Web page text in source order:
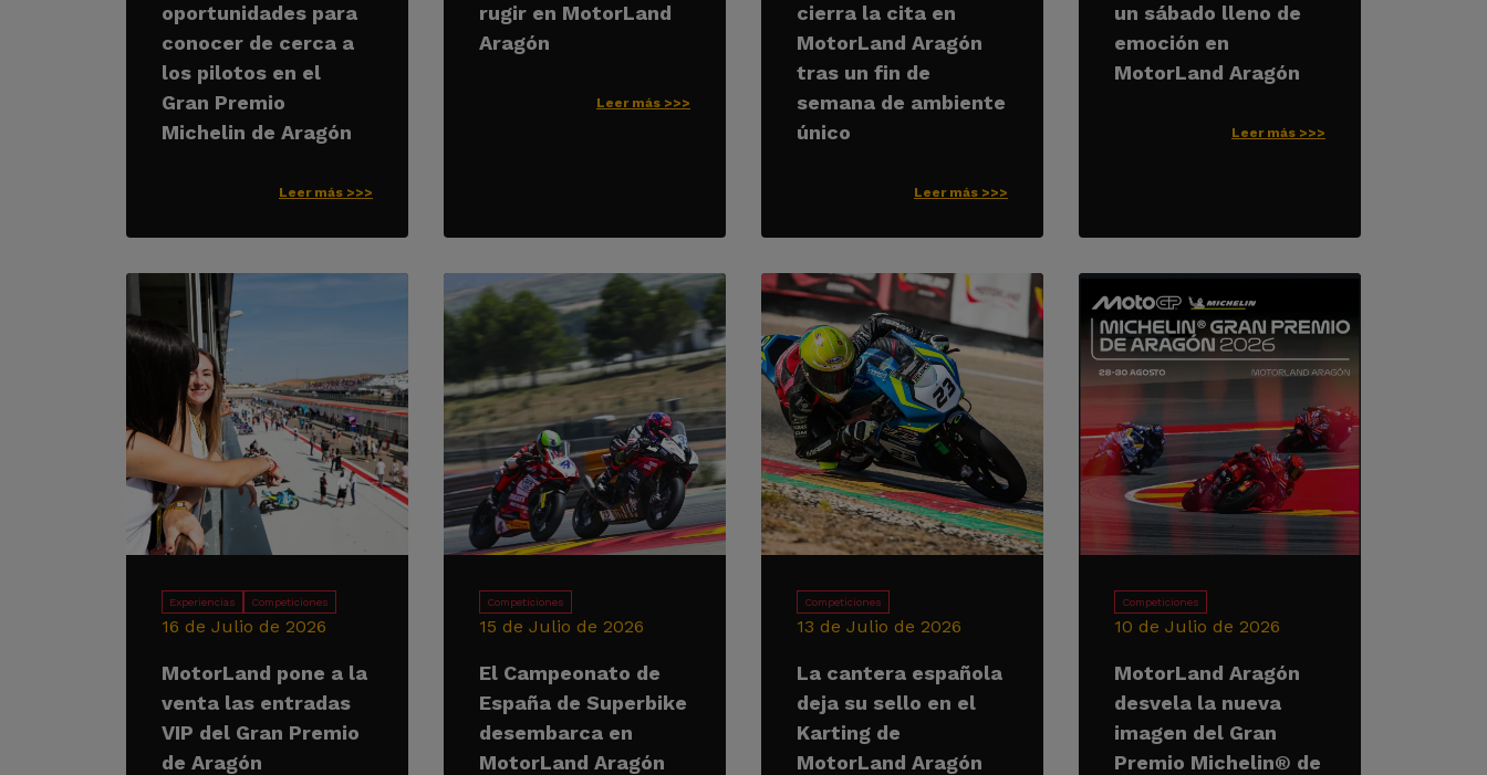
oportunidades para
conocer de cerca a
los pilotos en el
Gran Premio
Michelin de Aragón
Leer más >>>
rugir en MotorLand
Aragón
Leer más >>>
cierra la cita en
MotorLand Aragón
tras un fin de
semana de ambiente
único
Leer más >>>
un sábado lleno de
emoción en
MotorLand Aragón
Leer más >>>
Experiencias Competiciones
16 de Julio de 2026
MotorLand pone a la
venta las entradas
VIP del Gran Premio
de Aragón
Competiciones
15 de Julio de 2026
El Campeonato de
España de Superbike
desembarca en
MotorLand Aragón
Competiciones
13 de Julio de 2026
La cantera española
deja su sello en el
Karting de
MotorLand Aragón
Competiciones
10 de Julio de 2026
MotorLand Aragón
desvela la nueva
imagen del Gran
Premio Michelin® de